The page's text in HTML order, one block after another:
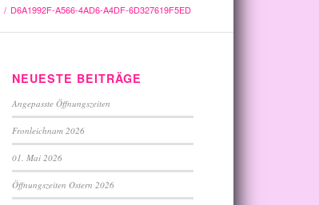
/ D6A1992F-A566-4AD6-A4DF-6D327619F5ED
NEUESTE BEITRÄGE
Angepasste Öffnungszeiten
Fronleichnam 2026
01. Mai 2026
Öffnungszeiten Ostern 2026